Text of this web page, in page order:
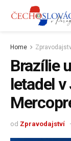
Home
Brazílie
letadel
od Zpravodajství